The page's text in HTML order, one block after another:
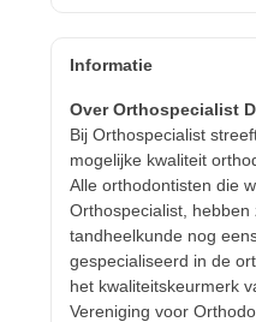
Informatie
Over Orthospecialist
Bij Orthospecialist
mogelijke kwaliteit
Alle orthodontisten die
Orthospecialist, hebben
tandheelkunde nog
gespecialiseerd in de
het kwaliteitskeurmerk
Vereniging voor